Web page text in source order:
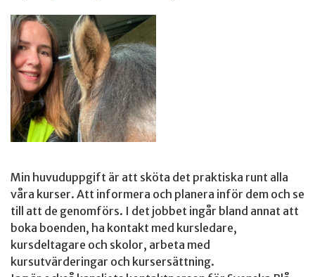
Min huvuduppgift är att sköta det praktiska runt alla
våra kurser. Att informera och planera inför dem och se
till att de genomförs. I det jobbet ingår bland annat att
boka boenden, ha kontakt med kursledare,
kursdeltagare och skolor, arbeta med
kursutvärderingar och kursersättning.